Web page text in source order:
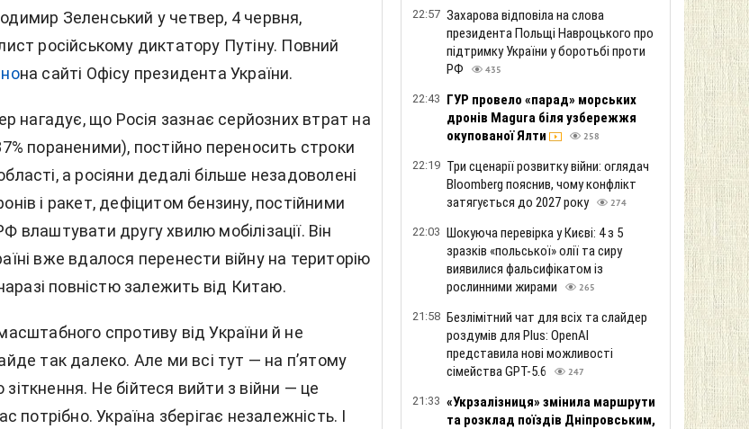
Зеленський у четвер, 4 червня,
російському диктатору Путіну. Повний
на сайті Офісу президента України.
нагадує, що Росія зазнає серйозних втрат на
пораненими), постійно переносить строки
а росіяни дедалі більше незадоволені
і ракет, дефіцитом бензину, постійними
влаштувати другу хвилю мобілізації. Він
вже вдалося перенести війну на територію
повністю залежить від Китаю.
спротиву від України й не
так далеко. Але ми всі тут — на пʼятому
Не бійтеся вийти з війни — це
потрібно. Україна зберігає незалежність. І
22:57 Захарова відповіла на слова
президента Польщі Навроцького про
підтримку України у боротьбі проти
РФ
435
22:43 ГУР провело «парад» морських
дронів Magura біля узбережжя
окупованої Ялти
258
22:19 Три сценарії розвитку війни: оглядач
Bloomberg пояснив, чому конфлікт
затягується до 2027 року
274
22:03 Шокуюча перевірка у Києві: 4 з 5
зразків «польської» олії та сиру
виявилися фальсифікатом із
рослинними жирами
265
21:58 Безлімітний чат для всіх та слайдер
роздумів для Plus: OpenAI
представила нові можливості
сімейства GPT-5.6
247
21:33 «Укрзалізниця» змінила маршрути
та розклад поїздів Дніпровським,